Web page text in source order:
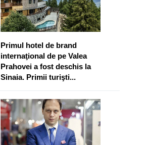
​Primul hotel de brand
internaţional de pe Valea
Prahovei a fost deschis la
Sinaia. Primii turişti...